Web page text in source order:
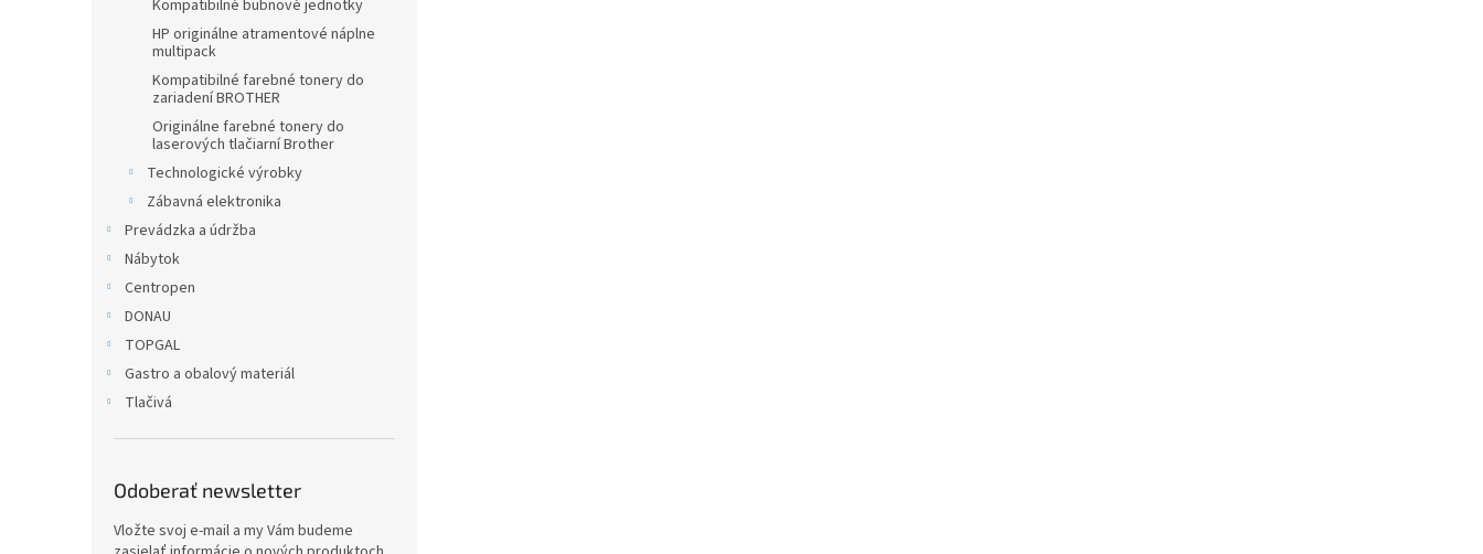
Kompatibilné bubnové jednotky
HP originálne atramentové náplne
multipack
Kompatibilné farebné tonery do
zariadení BROTHER
Originálne farebné tonery do
laserových tlačiarní Brother
Technologické výrobky
Zábavná elektronika
Prevádzka a údržba
Nábytok
Centropen
DONAU
TOPGAL
Gastro a obalový materiál
Tlačivá
Odoberať newsletter
Vložte svoj e-mail a my Vám budeme